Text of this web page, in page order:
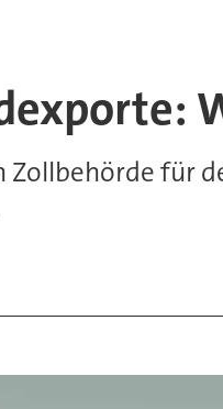
Zollbehörde für